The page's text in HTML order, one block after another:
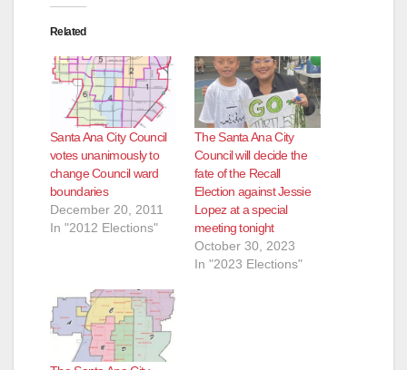
Related
Santa Ana City Council
votes unanimously to
change Council ward
boundaries
December 20, 2011
In "2012 Elections"
The Santa Ana City
Council will decide the
fate of the Recall
Election against Jessie
Lopez at a special
meeting tonight
October 30, 2023
In "2023 Elections"